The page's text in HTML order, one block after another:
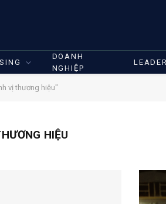
DOANH
NGHIỆP
vị thương hiệu"
HIỆU